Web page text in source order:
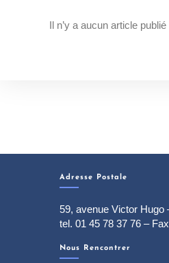
Il n’y a aucun article
Adresse Postale
59, avenue Victor Hugo
tel. 01 45 78 37 76 –
Nous Rencontrer